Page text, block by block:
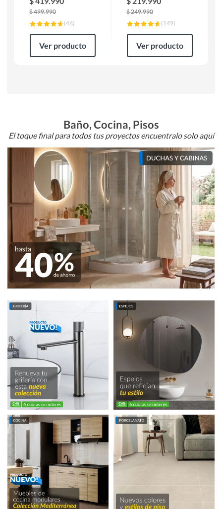
$499.990
(46)
Ver producto
$249.990
(149)
Ver producto
Baño, Cocina, Pisos
El toque final para todos tus proyectos encuentralo solo aquí